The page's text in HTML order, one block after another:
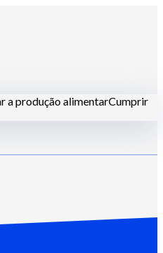
a produção alimentarCumprir